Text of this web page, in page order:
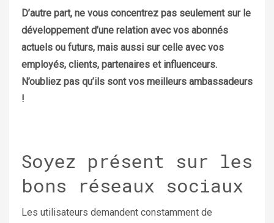
D’autre part, ne vous concentrez pas seulement sur le
développement d’une relation avec vos abonnés
actuels ou futurs, mais aussi sur celle avec vos
employés, clients, partenaires et influenceurs.
N’oubliez pas qu’ils sont vos meilleurs ambassadeurs
!
Soyez présent sur les
bons réseaux sociaux
Les utilisateurs demandent constamment de